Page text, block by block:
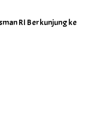
RI Berkunjung ke